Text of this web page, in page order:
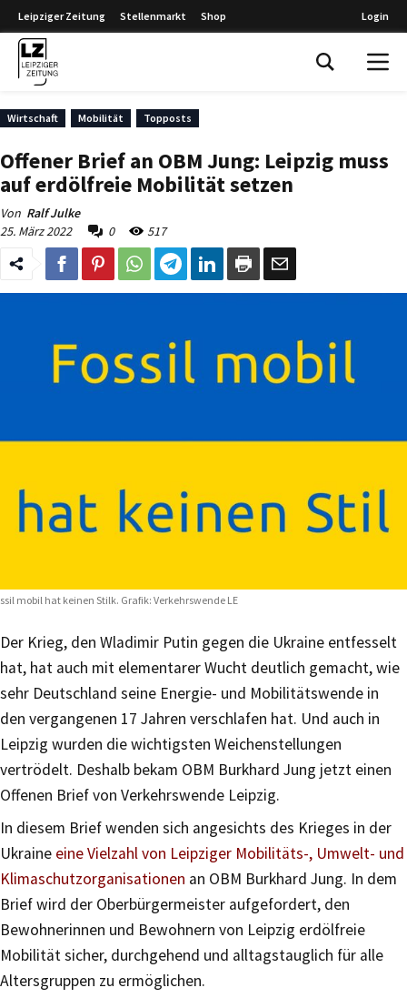
Leipziger Zeitung Stellenmarkt Shop Login
Wirtschaft Mobilität Topposts
Offener Brief an OBM Jung: Leipzig muss
auf erdölfreie Mobilität setzen
Von Ralf Julke
25. März 2022
0 517
mobil hat keinen Stilk. Grafik: Verkehrswende LE
Der Krieg, den Wladimir Putin gegen die Ukraine entfesselt
hat, hat auch mit elementarer Wucht deutlich gemacht, wie
sehr Deutschland seine Energie- und Mobilitätswende in
den vergangenen 17 Jahren verschlafen hat. Und auch in
Leipzig wurden die wichtigsten Weichenstellungen
vertrödelt. Deshalb bekam OBM Burkhard Jung jetzt einen
Offenen Brief von Verkehrswende Leipzig.
In diesem Brief wenden sich angesichts des Krieges in der
Ukraine eine Vielzahl von Leipziger Mobilitäts-, Umwelt- und
Klimaschutzorganisationen an OBM Burkhard Jung. In dem
Brief wird der Oberbürgermeister aufgefordert, den
Bewohnerinnen und Bewohnern von Leipzig erdölfreie
Mobilität sicher, durchgehend und alltagstauglich für alle
Altersgruppen zu ermöglichen.